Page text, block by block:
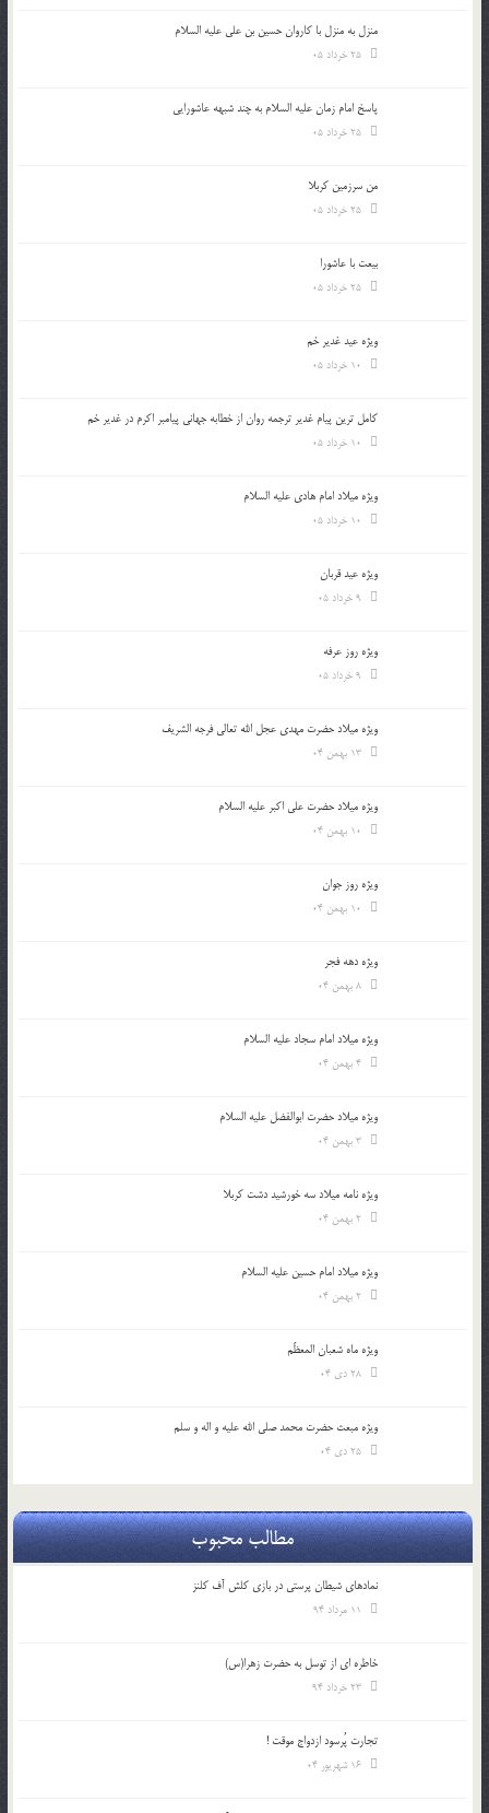
منزل به منزل با کاروان حسین بن علی علیه السلام
پاسخ امام زمان علیه السلام به چند شبهه عاشورایی
من سرزمین کربلا
بیعت با عاشورا
ویژه عید غدیر خم
کامل ترین پیام غدیر ترجمه روان از خطابه جهانی پیامبر اکرم در غدیر خم
ویژه میلاد امام هادی علیه السلام
ویژه عید قربان
ویژه روز عرفه
ویژه میلاد حضرت مهدی عجل الله تعالی فرجه الشريف
ویژه میلاد حضرت علی اکبر علیه السلام
ویژه روز جوان
ویژه دهه فجر
ویژه میلاد امام سجاد علیه السلام
ویژه میلاد حضرت ابوالفضل علیه السلام
ویژه نامه میلاد سه خورشید دشت کربلا
ویژه میلاد امام حسین علیه السلام
ویژه ماه شعبان المعظّم
ویژه مبعث حضرت محمد صلی الله علیه و اله و سلم
مطالب محبوب
نمادهای شیطان پرستی در بازی کلش آف کلنز
خاطره ای از توسل به حضرت زهرا(س)
تجارت پُرسود ازدواج موقت !